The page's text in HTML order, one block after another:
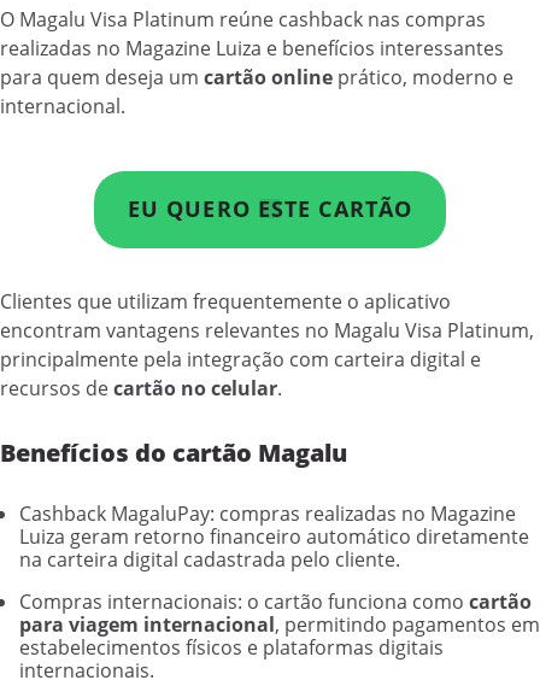
O Magalu Visa Platinum reúne cashback nas compras
realizadas no Magazine Luiza e benefícios interessantes
para quem deseja um cartão online prático, moderno e
internacional.
EU QUERO ESTE CARTÃO
Clientes que utilizam frequentemente o aplicativo
encontram vantagens relevantes no Magalu Visa Platinum,
principalmente pela integração com carteira digital e
recursos decartão no celular.
Benefícios do cartão Magalu
Cashback MagaluPay: compras realizadas no Magazine
Luiza geram retorno financeiro automático diretamente
na carteira digital cadastrada pelo cliente.
Compras internacionais: o cartão funciona como cartão
para viagem internacional, permitindo pagamentos em
estabelecimentos físicos e plataformas digitais
internacionais.